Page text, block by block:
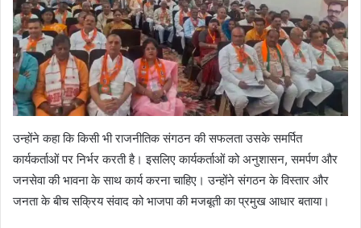
उन्होंने कहा कि किसी भी राजनीतिक संगठन की सफलता उसके समर्पित
कार्यकर्ताओं पर निर्भर करती है। इसलिए कार्यकर्ताओं को अनुशासन, समर्पण और
जनसेवा की भावना के साथ कार्य करना चाहिए। उन्होंने संगठन के विस्तार और
जनता के बीच सक्रिय संवाद को भाजपा की मजबूती का प्रमुख आधार बताया।